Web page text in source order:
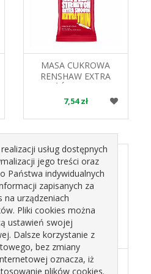
MASA CUKROWA
RENSHAW EXTRA
ŻÓŁTA DO
POWLEKANIA I
DEKORACJI BAKELS
250G
7,54 zł
MASA CUKROWA
RENSHAW
usług dostępnych
jego treści oraz
Państwa indywidualnych
zapisanych za
urządzeniach
Pliki cookies można
ustawień swojej
Dalsze korzystanie z
bez zmiany
oznacza, iż
plików cookies.